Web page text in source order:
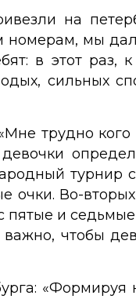
на
мы
в этот раз,
сильных
трудно кого
турнир
очки. Во-
и
чтобы